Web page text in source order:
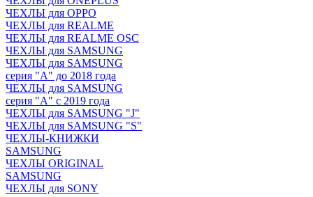
ЧЕХЛЫ для OPPO
ЧЕХЛЫ для REALME
ЧЕХЛЫ для REALME OSC
ЧЕХЛЫ для SAMSUNG
ЧЕХЛЫ для SAMSUNG
серия "A" до 2018 года
ЧЕХЛЫ для SAMSUNG
серия "A" с 2019 года
ЧЕХЛЫ для SAMSUNG "J"
ЧЕХЛЫ для SAMSUNG "S"
ЧЕХЛЫ-КНИЖКИ
SAMSUNG
ЧЕХЛЫ ORIGINAL
SAMSUNG
ЧЕХЛЫ для SONY